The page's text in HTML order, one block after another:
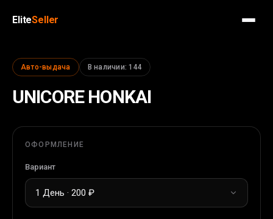
EliteSeller
Авто-выдача В наличии:144
UNICORE HONKAI
ОФОРМЛЕНИЕ
Вариант
1 День · 200 ₽